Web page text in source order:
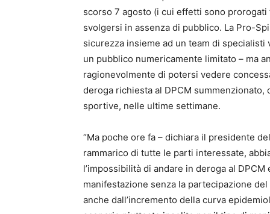
scorso 7 agosto (i cui effetti sono
svolgersi in assenza di pubblico. La Pro-
sicurezza insieme ad un team di
un pubblico numericamente limitato – ma
ragionevolmente di potersi vedere
deroga richiesta al DPCM
sportive, nelle ultime settimane.
“Ma poche ore fa – dichiara il presidente
rammarico di tutte le parti interessate,
l’impossibilità di andare in deroga al
manifestazione senza la partecipazione
anche dall’incremento della curva